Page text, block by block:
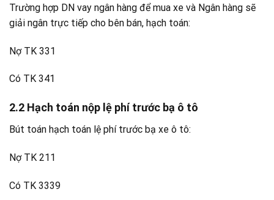
Trường hợp DN vay ngân hàng để mua xe và Ngân hàng sẽ
giải ngân trực tiếp cho bên bán, hạch toán:
Nợ TK 331
Có TK 341
2.2 Hạch toán nộp lệ phí trước bạ ô tô
Bút toán hạch toán lệ phí trước bạ xe ô tô:
Nợ TK 211
Có TK 3339